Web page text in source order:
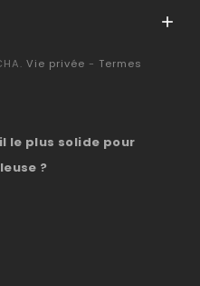

Vie privée - Termes
le plus solide pour
?